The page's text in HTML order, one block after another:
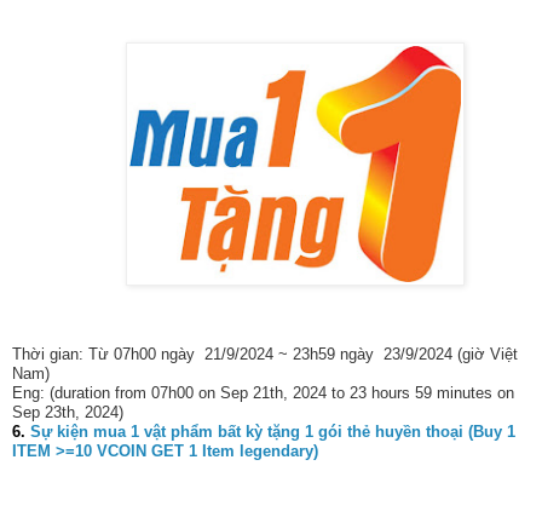
Thời gian: Từ 07h00 ngày 21/9/2024 ~ 23h59 ngày 23/9/2024 (giờ Việt
Nam)
Eng: (duration from 07h00 on Sep 21th, 2024 to 23 hours 59 minutes on
Sep 23th, 2024)
6. Sự kiện mua 1 vật phẩm bất kỳ tặng 1 gói thẻ huyền thoại (Buy 1
ITEM >=10 VCOIN GET 1 Item legendary)